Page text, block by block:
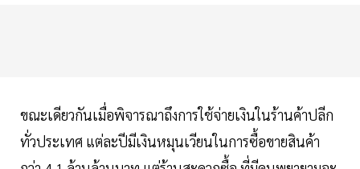
ขณะเดียวกันเมื่อพิจารณาถึงการใช้จ่ายเงินในร้านค้าปลีก
ทั่วประเทศ แต่ละปีมีเงินหมุนเวียนในการซื้อขายสินค้า